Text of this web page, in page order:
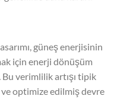
güneş enerjisinin
için enerji dönüşüm
verimlilik artışı tipik
ve optimize edilmiş devre